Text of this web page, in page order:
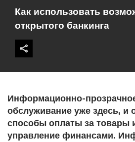
Как использовать
открытого банкинга
Информационно-
обслуживание уже здесь, и
способы оплаты за товары
управление финансами.